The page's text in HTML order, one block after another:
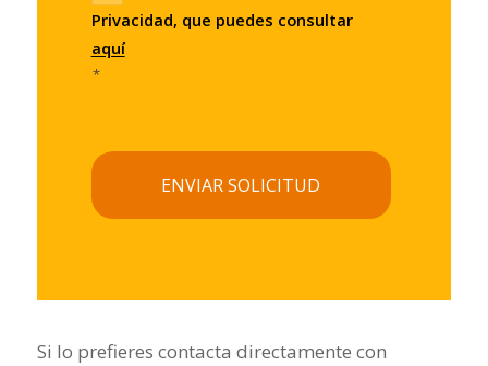
Privacidad, que puedes consultar
aquí
*
Si lo prefieres contacta directamente con